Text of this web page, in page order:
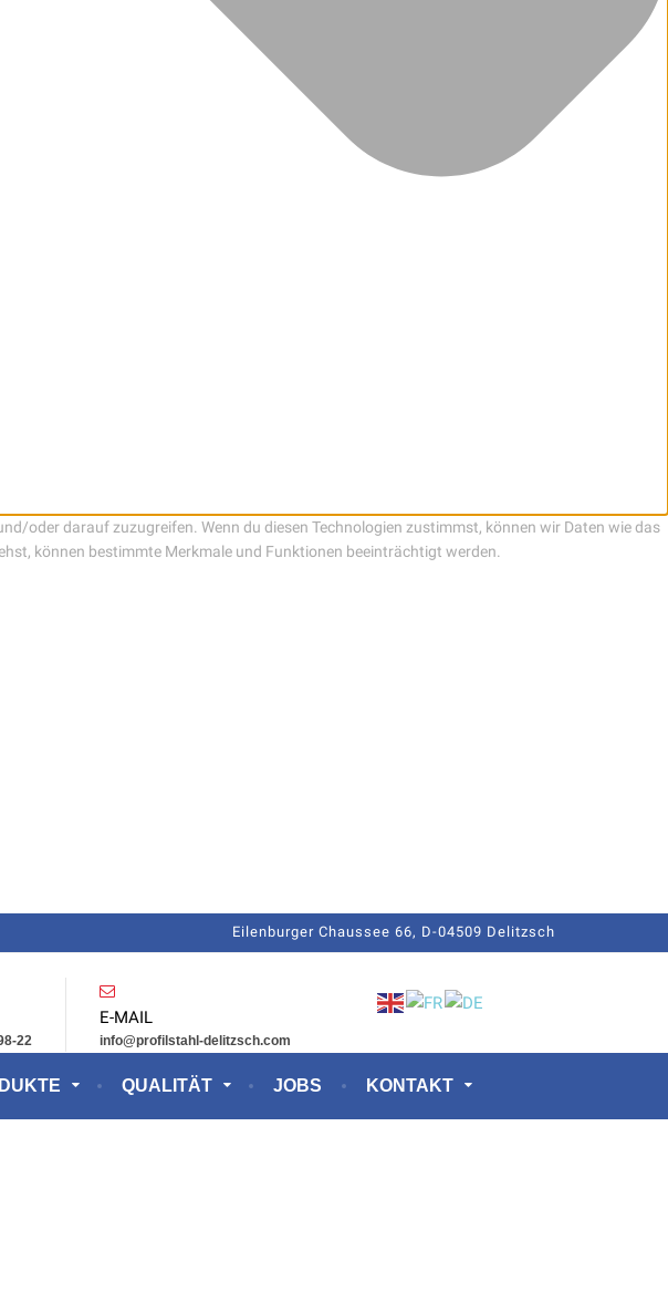
oder darauf zuzugreifen. Wenn du diesen Technologien zustimmst, können wir Daten wie das
können bestimmte Merkmale und Funktionen beeinträchtigt werden.
Eilenburger Chaussee 66, D-04509 Delitzsch
QUALITÄT JOBS KONTAKT
22
E-MAIL
info@profilstahl-delitzsch.com